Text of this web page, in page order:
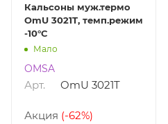
Кальсоны муж.термо
OmU 3021T, темп.режим
-10°С
Мало
OMSA
Арт. OmU 3021T
Акция (-62%)